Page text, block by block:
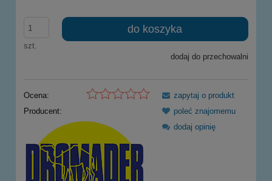
szt.
do koszyka
dodaj do przechowalni
Ocena:
Producent:
zapytaj o produkt
poleć znajomemu
dodaj opinię